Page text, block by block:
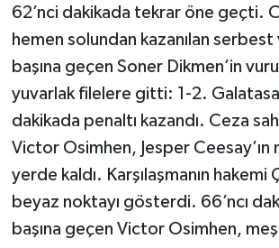
62’nci dakikada tekrar öne geçti.
hemen solundan kazanılan
başına geçen Soner Dikmen’in
yuvarlak filelere gitti: 1-2.
dakikada penaltı kazandı. Ceza
Victor Osimhen, Jesper Ceesay’ın
yerde kaldı. Karşılaşmanın hakemi
beyaz noktayı gösterdi. 66’ncı
başına geçen Victor Osimhen,